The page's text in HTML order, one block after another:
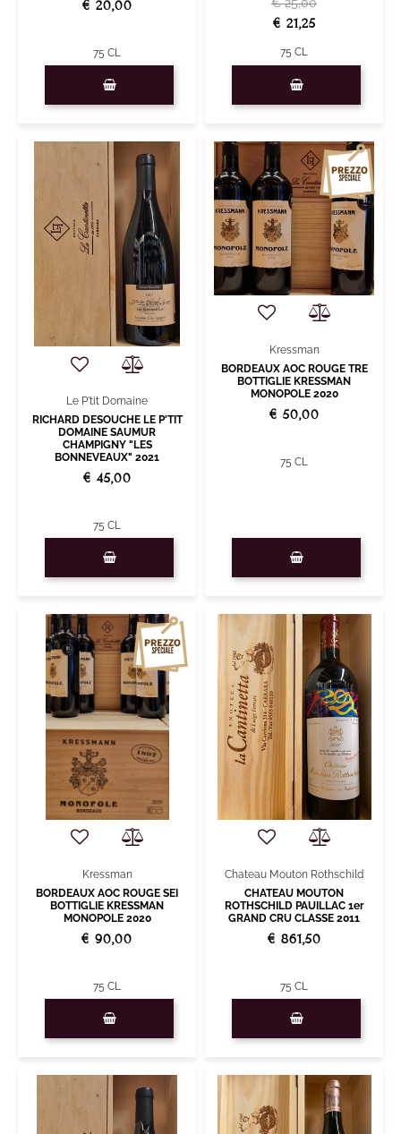
€ 20,00
75 CL
€ 25,00
€ 21,25
75 CL
Le P'tit Domaine
RICHARD DESOUCHE LE P'TIT
DOMAINE SAUMUR
CHAMPIGNY "LES
BONNEVEAUX" 2021
€ 45,00
75 CL
Kressman
BORDEAUX AOC ROUGE TRE
BOTTIGLIE KRESSMAN
MONOPOLE 2020
€ 50,00
75 CL
Kressman
BORDEAUX AOC ROUGE SEI
BOTTIGLIE KRESSMAN
MONOPOLE 2020
€ 90,00
75 CL
Chateau Mouton Rothschild
CHATEAU MOUTON
ROTHSCHILD PAUILLAC 1er
GRAND CRU CLASSE 2011
€ 861,50
75 CL